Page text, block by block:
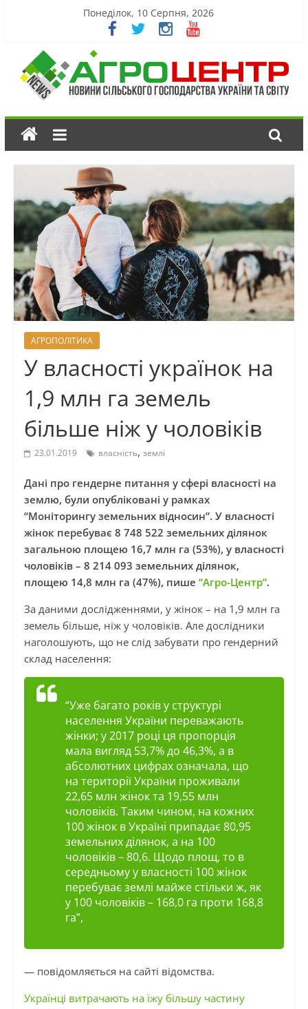
Понеділок, 10 Серпня, 2026
АГРОПОЛІТИКА
У власності українок на
1,9 млн га земель
більше ніж у чоловіків
23.01.2019 власність, землі
Дані про гендерне питання у сфері власності на
землю, були опубліковані у рамках
“Моніторингу земельних відносин”. У власності
жінок перебуває 8 748 522 земельних ділянок
загальною площею 16,7 млн га (53%), у власності
чоловіків – 8 214 093 земельних ділянок,
площею 14,8 млн га (47%), пише “Агро-Центр”.
За даними дослідженнями, у жінок – на 1,9 млн га
земель більше, ніж у чоловіків. Але дослідники
наголошують, що не слід забувати про гендерний
склад населення:
“Уже багато років у структурі
населення України переважають
жінки; у 2017 році ця пропорція
мала вигляд 53,7% до 46,3%, а в
абсолютних цифрах означала, що
на території України проживали
22,65 млн жінок та 19,55 млн
чоловіків. Таким чином, на кожних
100 жінок в Україні припадає 80,95
земельних ділянок, а на 100
чоловіків – 80,6. Щодо площ, то в
середньому у власності 100 жінок
перебуває землі майже стільки ж, як
у 100 чоловіків – 168,0 га проти 168,8
га”,
— повідомляється на сайті відомства.
Українці витрачають на їжу більшу частину